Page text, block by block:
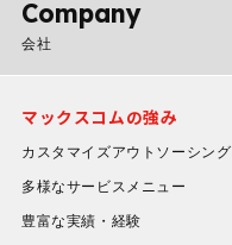
Company
会社
マックスコムの強み
カスタマイズアウトソーシング
多様なサービスメニュー
豊富な実績・経験